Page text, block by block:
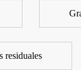
residuales